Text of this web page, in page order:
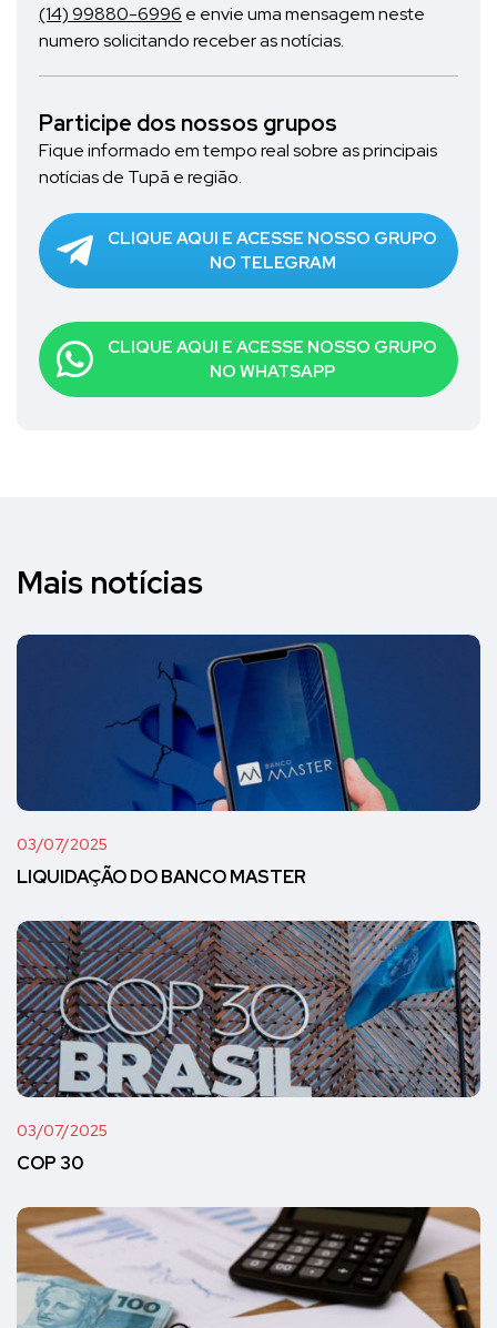
(14) 99880-6996 e envie uma mensagem neste
numero solicitando receber as notícias.
Participe dos nossos grupos
Fique informado em tempo real sobre as principais
notícias de Tupã e região.
CLIQUE AQUI E ACESSE NOSSO GRUPO
NO TELEGRAM
CLIQUE AQUI E ACESSE NOSSO GRUPO
NO WHATSAPP
Mais notícias
03/07/2025
LIQUIDAÇÃO DO BANCO MASTER
03/07/2025
COP 30